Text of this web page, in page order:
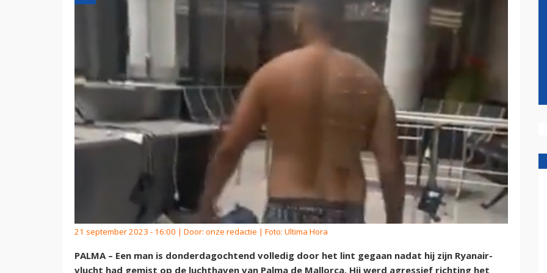
21 september 2023 - 16:00 | Door: onze redactie | Foto: Ultima Hora
PALMA – Een man is donderdagochtend volledig door het lint gegaan nadat hij zijn Ryanair-
vlucht had gemist op de luchthaven van Palma de Mallorca. Hij werd agressief richting het